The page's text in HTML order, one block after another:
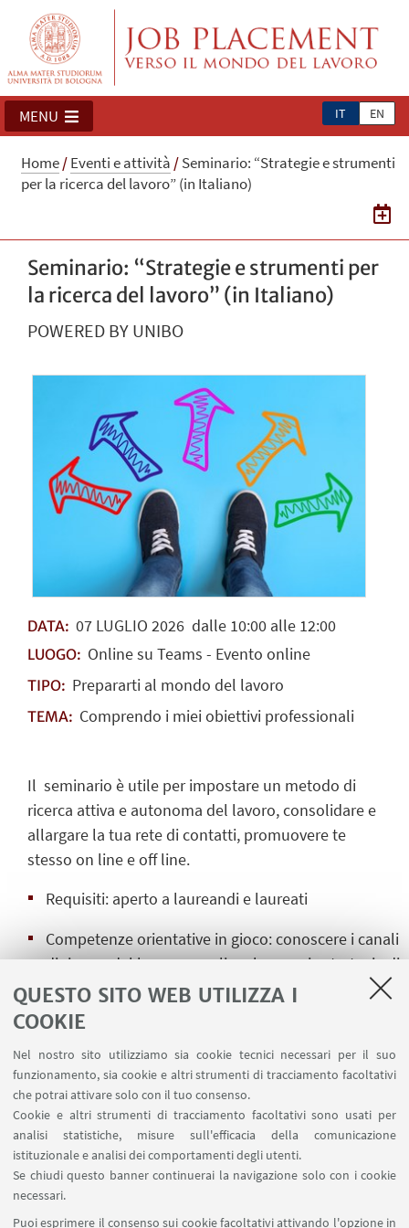
QUESTO SITO WEB UTILIZZA I
COOKIE
Nel nostro sito utilizziamo sia cookie tecnici necessari per il suo
funzionamento, sia cookie e altri strumenti di tracciamento facoltativi
che potrai attivare solo con il tuo consenso.
Cookie e altri strumenti di tracciamento facoltativi sono usati per
analisi statistiche, misure sull'efficacia della comunicazione
istituzionale e analisi dei comportamenti degli utenti.
Se chiudi questo banner continuerai la navigazione solo con i cookie
necessari.
Puoi esprimere il consenso sui cookie facoltativi attivando l'opzione in
IT EN
MENU
Home/Eventi e attività /Seminario: “Strategie e strumenti
per la ricerca del lavoro” (in Italiano)
Seminario: “Strategie e strumenti per
la ricerca del lavoro” (in Italiano)
POWERED BY UNIBO
DATA: 07LUGLIO 2026dalle 10:00 alle 12:00
LUOGO: Online su Teams - Evento online
TIPO: Prepararti al mondo del lavoro
TEMA: Comprendo i miei obiettivi professionali
Il seminario è utile per impostare un metodo di
ricerca attiva e autonoma del lavoro, consolidare e
allargare la tua rete di contatti, promuovere te
stesso on line e off line.
Requisiti: aperto a laureandi e laureati
Competenze orientative in gioco: conoscere i canali
di ricerca del lavoro, ampliare le proprie strategie di
ricerca, valorizzare il proprio network.
Durata: 2 ore
Partecipanti: massimo 100
Il seminario è in lingua italiana.
Se hai bisogni speciali ti chiediamo di segnalarcelo
in anticipo in modo da creare un ambiente
inclusivo che favorisca la più ampia partecipazione.